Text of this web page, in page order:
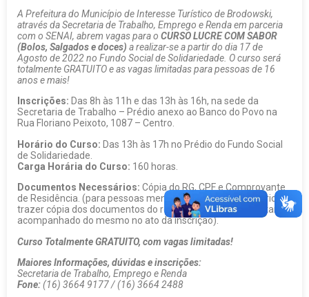
A Prefeitura do Município de Interesse Turístico de Brodowski,
através da Secretaria de Trabalho, Emprego e Renda em parceria
com o SENAI, abrem vagas para o CURSO LUCRE COM SABOR
(Bolos, Salgados e doces) a realizar-se a partir do dia 17 de
Agosto de 2022 no Fundo Social de Solidariedade. O curso será
totalmente GRATUITO e as vagas limitadas para pessoas de 16
anos e mais!
Inscrições: Das 8h às 11h e das 13h às 16h, na sede da
Secretaria de Trabalho – Prédio anexo ao Banco do Povo na
Rua Floriano Peixoto, 1087 – Centro.
Horário do Curso: Das 13h às 17h no Prédio do Fundo Social
de Solidariedade.
Carga Horária do Curso: 160 horas.
Documentos Necessários: Cópia do RG, CPF e Comprovante
de Residência. (para pessoas menores de idade, necessário
trazer cópia dos documentos do responsável, além de estar
acompanhado do mesmo no ato da inscrição).
Curso Totalmente GRATUITO, com vagas limitadas!
Maiores Informações, dúvidas e inscrições:
Secretaria de Trabalho, Emprego e Renda
Fone:(16) 3664 9177 / (16) 3664 2488